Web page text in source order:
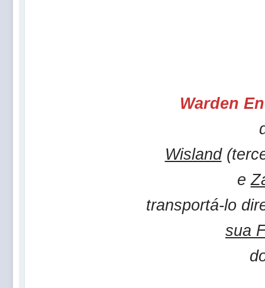
Warden
Wisland
e
transportá-lo
sua